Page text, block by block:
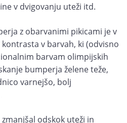
v dvigovanju uteži itd.
z obarvanimi pikicami je v
v barvah, ki (odvisno
barvam olimpijskih
bumperja želene teže,
varnejšo, bolj
odskok uteži in